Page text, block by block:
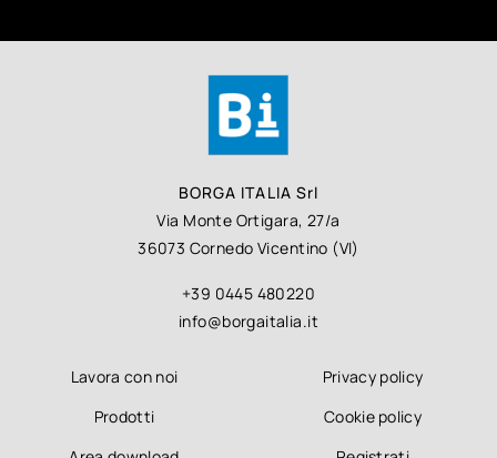
BORGA ITALIA Srl
Via Monte Ortigara, 27/a
36073 Cornedo Vicentino (VI)
+39 0445 480220
info@borgaitalia.it
Lavora con noi
Prodotti
Privacy policy
Cookie policy